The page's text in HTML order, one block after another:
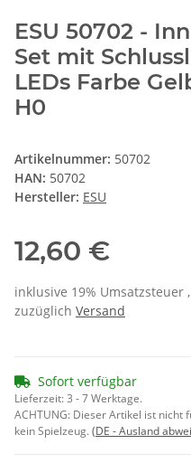
ESU 50702 -
Set mit
LEDs Farbe
H0
Artikelnummer: 50702
HAN: 50702
Hersteller: ESU
12,60 €
inklusive 19% Umsatzsteuer ,
zuzüglich Versand
Sofort verfügbar
Lieferzeit:3 - 7 Werktage.
ACHTUNG: Dieser Artikel ist nicht
kein Spielzeug.(DE - Ausland